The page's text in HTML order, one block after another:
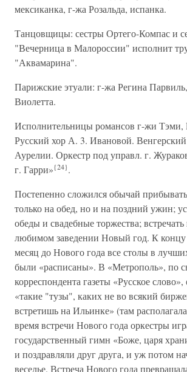
мексиканка, г-жа Розальда, испанка.
Танцовщицы: сестры Ортего-Компас и
"Вечерница в Малороссии" исполнит
"Аквамарина".
Парижские этуали: г-жа Регина
Виолетта.
Исполнительницы романсов г-жи Тэми,
Русский хор А. 3. Ивановой.
Аурелии. Оркестр под управл. г.
г. Гарри»{24}.
Постепенно сложился обычай
только на обед, но и на поздний ужин;
обеды и свадебные торжества;
любимом заведении Новый год. К концу
месяц до Нового года все столы в
были «расписаны». В «Метрополь», по
корреспондента газеты «Русское слово»,
«такие "тузы", каких не во всякий
встретишь на Ильинке» (там
время встречи Нового года оркестры
государственный гимн «Боже, царя
и поздравляли друг друга, и уж потом
веселье. Встреча Нового года